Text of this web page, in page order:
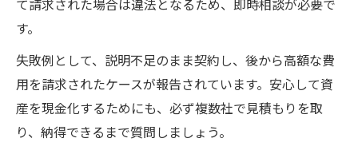
す。
失敗例として、説明不足のまま契約し、後から高額な費
用を請求されたケースが報告されています。安心して資
産を現金化するためにも、必ず複数社で見積もりを取
り、納得できるまで質問しましょう。